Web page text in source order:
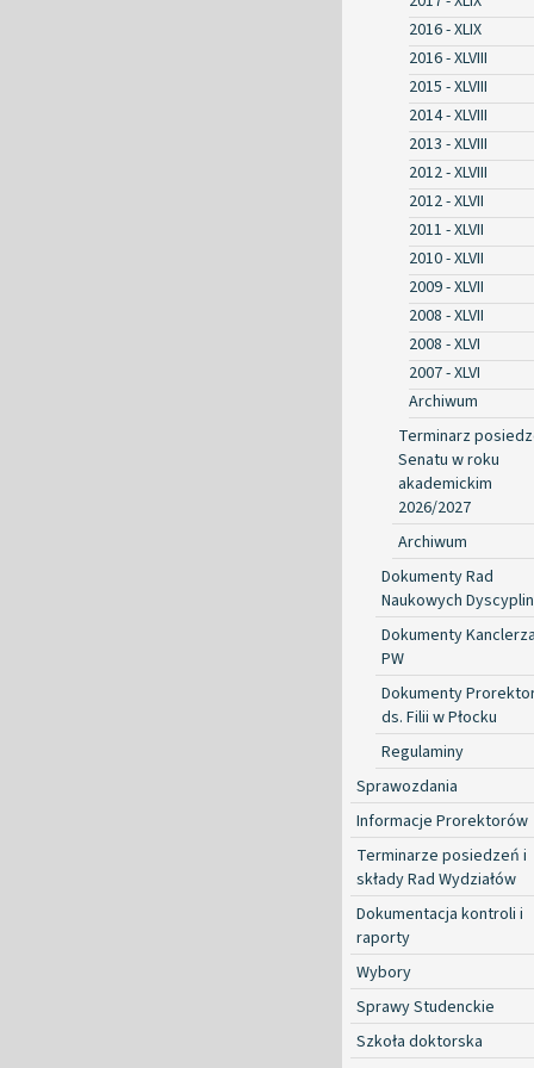
2016 - XLIX
2016 - XLVIII
2015 - XLVIII
2014 - XLVIII
2013 - XLVIII
2012 - XLVIII
2012 - XLVII
2011 - XLVII
2010 - XLVII
2009 - XLVII
2008 - XLVII
2008 - XLVI
2007 - XLVI
Archiwum
Terminarz
Senatu w roku
akademickim
2026/2027
Archiwum
Dokumenty Rad
Naukowych Dyscyplin
Dokumenty
PW
Dokumenty
ds. Filii w Płocku
Regulaminy
Sprawozdania
Informacje Prorektorów
Terminarze posiedzeń i
składy Rad Wydziałów
Dokumentacja kontroli i
raporty
Wybory
Sprawy Studenckie
Szkoła doktorska